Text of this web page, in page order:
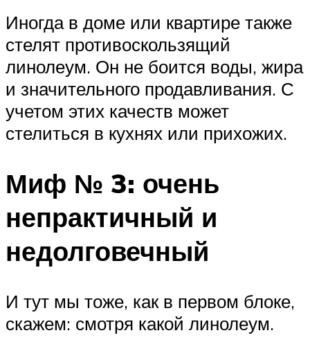
Иногда в доме или квартире также
стелят противоскользящий
линолеум. Он не боится воды, жира
и значительного продавливания. С
учетом этих качеств может
стелиться в кухнях или прихожих.
Миф № 3: очень
непрактичный и
недолговечный
И тут мы тоже, как в первом блоке,
скажем: смотря какой линолеум.